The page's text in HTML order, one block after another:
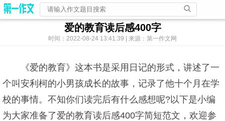
爱的教育读后感400字
时间：2022-08-24 13:41:39 | 来源：第一作文网
《爱的教育》这本书是采用日记的形式，讲述了一
个叫安利柯的小男孩成长的故事，记录了他十个月在学
校的事情。不知你们读完后有什么感想呢?以下是小编
为大家准备了爱的教育读后感400字简短范文，欢迎参